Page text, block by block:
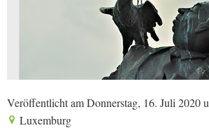
Veröffentlicht am Donnerstag, 16. Juli 2020
Luxemburg